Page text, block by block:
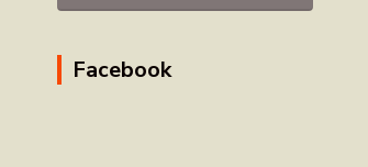
Facebook